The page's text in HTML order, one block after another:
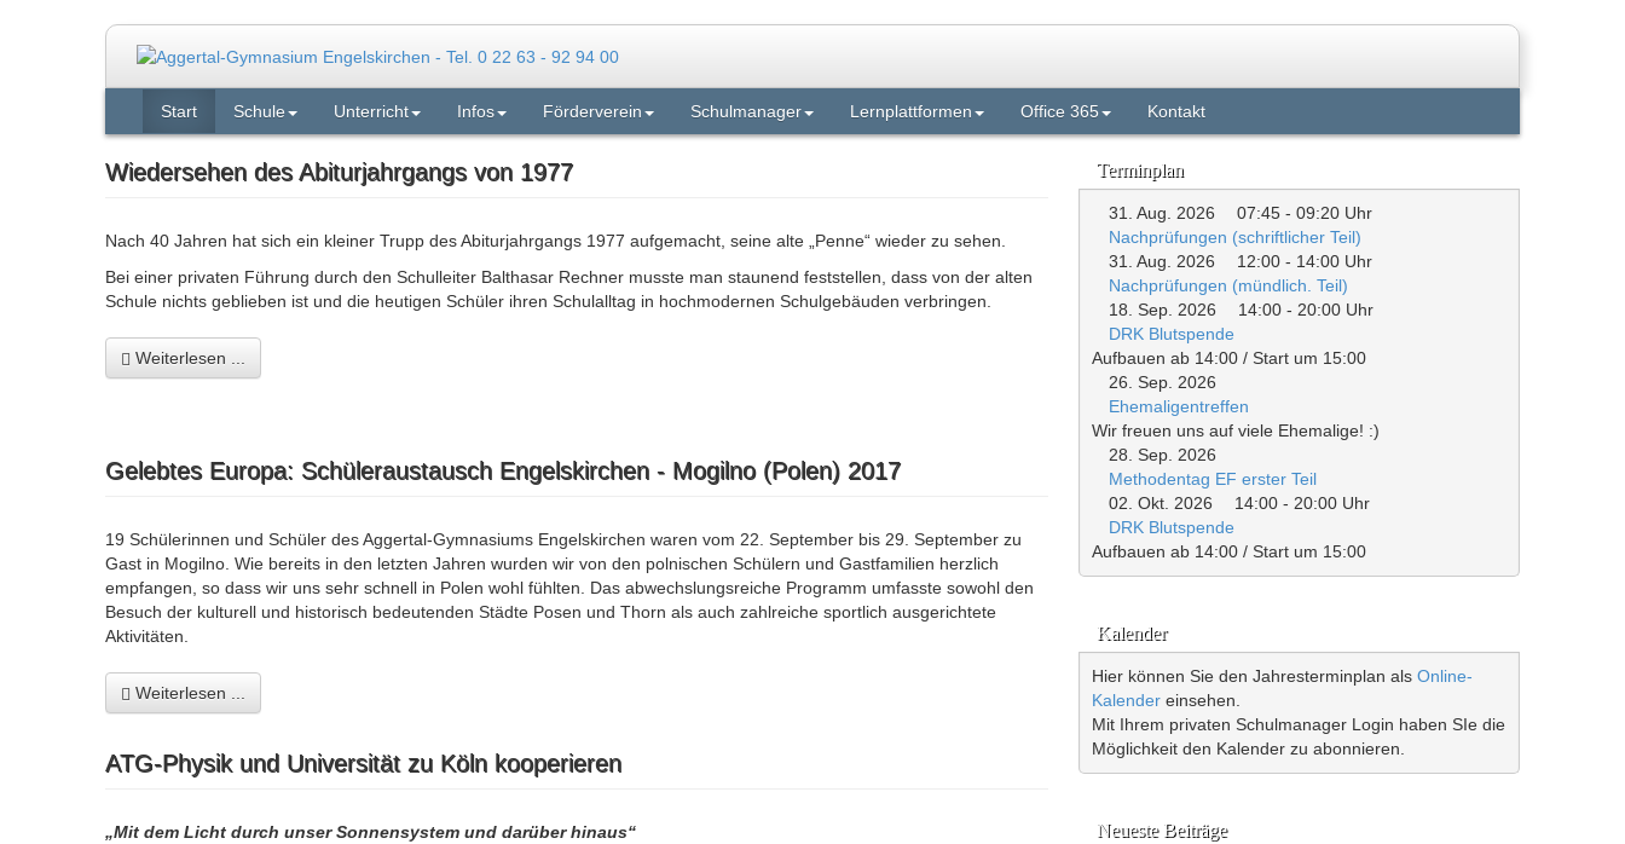
Start Schule Unterricht Infos Förderverein Schulmanager Lernplattformen Office 365 Kontakt
Wiedersehen des Abiturjahrgangs von 1977
Nach 40 Jahren hat sich ein kleiner Trupp des Abiturjahrgangs 1977 aufgemacht, seine alte „Penne“ wieder zu sehen.
Bei einer privaten Führung durch den Schulleiter Balthasar Rechner musste man staunend feststellen, dass von der alten
Schule nichts geblieben ist und die heutigen Schüler ihren Schulalltag in hochmodernen Schulgebäuden verbringen.
Weiterlesen ...
Gelebtes Europa: Schüleraustausch Engelskirchen - Mogilno (Polen) 2017
19 Schülerinnen und Schüler des Aggertal-Gymnasiums Engelskirchen waren vom 22. September bis 29. September zu
Gast in Mogilno. Wie bereits in den letzten Jahren wurden wir von den polnischen Schülern und Gastfamilien herzlich
empfangen, so dass wir uns sehr schnell in Polen wohl fühlten. Das abwechslungsreiche Programm umfasste sowohl den
Besuch der kulturell und historisch bedeutenden Städte Posen und Thorn als auch zahlreiche sportlich ausgerichtete
Aktivitäten.
Weiterlesen ...
ATG-Physik und Universität zu Köln kooperieren
„Mit dem Licht durch unser Sonnensystem und darüber hinaus“
Terminplan
31. Aug. 2026 07:45 - 09:20 Uhr
Nachprüfungen (schriftlicher Teil)
31. Aug. 2026
12:00 - 14:00 Uhr
Nachprüfungen (mündlich. Teil)
18. Sep. 2026
14:00 - 20:00 Uhr
DRK Blutspende
Aufbauen ab 14:00 / Start um 15:00
26. Sep. 2026
Ehemaligentreffen
Wir freuen uns auf viele Ehemalige! :)
28. Sep. 2026
Methodentag EF erster Teil
02. Okt. 2026
14:00 - 20:00 Uhr
DRK Blutspende
Aufbauen ab 14:00 / Start um 15:00
Kalender
Hier können Sie den Jahresterminplan als Online-
Kalender einsehen.
Mit Ihrem privaten Schulmanager Login haben SIe die
Möglichkeit den Kalender zu abonnieren.
Neueste Beiträge